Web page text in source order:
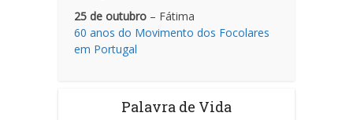
25 de outubro – Fátima
60 anos do Movimento dos Focolares
em Portugal
Palavra de Vida